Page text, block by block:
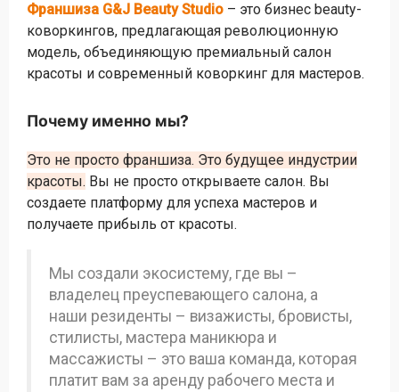
Франшиза G&J Beauty Studio – это бизнес beauty-
коворкингов, предлагающая революционную
модель, объединяющую премиальный салон
красоты и современный коворкинг для мастеров.
Почему именно мы?
Это не просто франшиза. Это будущее индустрии
красоты. Вы не просто открываете салон. Вы
создаете платформу для успеха мастеров и
получаете прибыль от красоты.
Мы создали экосистему, где вы –
владелец преуспевающего салона, а
наши резиденты – визажисты, бровисты,
стилисты, мастера маникюра и
массажисты – это ваша команда, которая
платит вам за аренду рабочего места и